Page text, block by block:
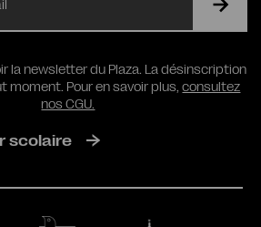
RGPD
la newsletter du Plaza. La désinscription
moment. Pour en savoir plus,consultez
nos CGU.
scolaire